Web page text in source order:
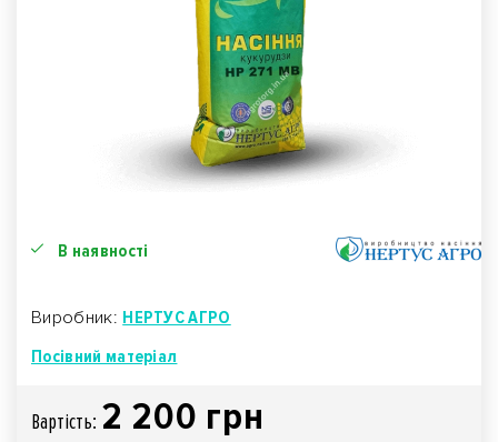
В наявності
Виробник: НЕРТУС АГРО
Посівний матеріал
Вартiсть: 2 200 грн